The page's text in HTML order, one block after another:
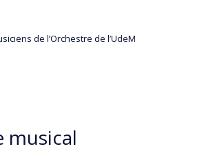
de l’Orchestre de l’UdeM
musical